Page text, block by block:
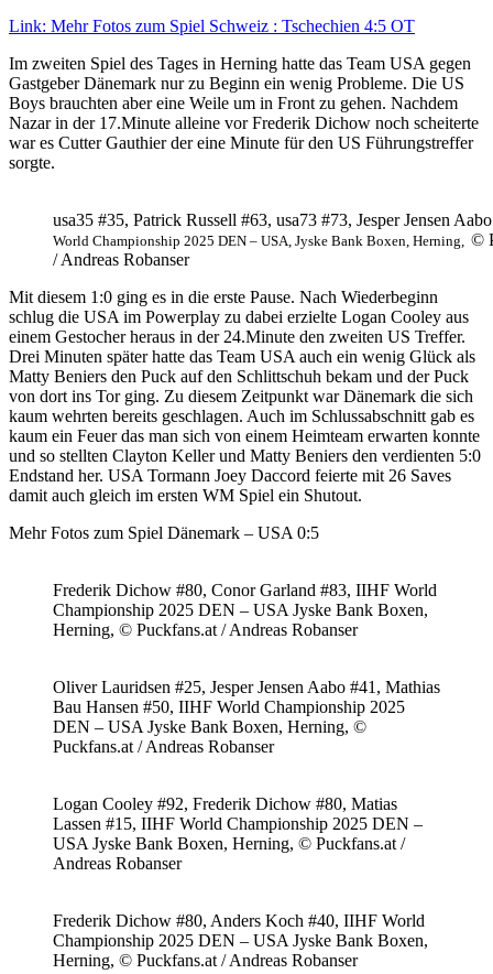
Link: Mehr Fotos zum Spiel Schweiz : Tschechien 4:5 OT
Im zweiten Spiel des Tages in Herning hatte das Team USA gegen
Gastgeber Dänemark nur zu Beginn ein wenig Probleme. Die US
Boys brauchten aber eine Weile um in Front zu gehen. Nachdem
Nazar in der 17.Minute alleine vor Frederik Dichow noch scheiterte
war es Cutter Gauthier der eine Minute für den US Führungstreffer
sorgte.
usa35 #35, Patrick Russell #63, usa73 #73, Jesper Jensen
World Championship 2025 DEN – USA, Jyske Bank Boxen, Herning, ©
/ Andreas Robanser
Mit diesem 1:0 ging es in die erste Pause. Nach Wiederbeginn
schlug die USA im Powerplay zu dabei erzielte Logan Cooley aus
einem Gestocher heraus in der 24.Minute den zweiten US Treffer.
Drei Minuten später hatte das Team USA auch ein wenig Glück als
Matty Beniers den Puck auf den Schlittschuh bekam und der Puck
von dort ins Tor ging. Zu diesem Zeitpunkt war Dänemark die sich
kaum wehrten bereits geschlagen. Auch im Schlussabschnitt gab es
kaum ein Feuer das man sich von einem Heimteam erwarten konnte
und so stellten Clayton Keller und Matty Beniers den verdienten 5:0
Endstand her. USA Tormann Joey Daccord feierte mit 26 Saves
damit auch gleich im ersten WM Spiel ein Shutout.
Mehr Fotos zum Spiel Dänemark – USA 0:5
Frederik Dichow #80, Conor Garland #83, IIHF World
Championship 2025 DEN – USA Jyske Bank Boxen,
Herning, © Puckfans.at / Andreas Robanser
Oliver Lauridsen #25, Jesper Jensen Aabo #41, Mathias
Bau Hansen #50, IIHF World Championship 2025
DEN – USA Jyske Bank Boxen, Herning, ©
Puckfans.at / Andreas Robanser
Logan Cooley #92, Frederik Dichow #80, Matias
Lassen #15, IIHF World Championship 2025 DEN –
USA Jyske Bank Boxen, Herning, © Puckfans.at /
Andreas Robanser
Frederik Dichow #80, Anders Koch #40, IIHF World
Championship 2025 DEN – USA Jyske Bank Boxen,
Herning, © Puckfans.at / Andreas Robanser